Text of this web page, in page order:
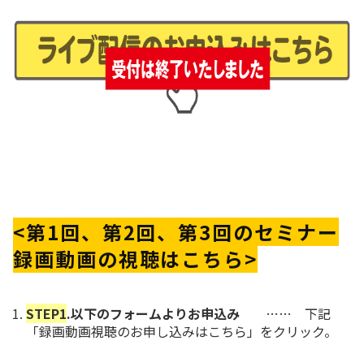
<第1回、第2回、第3回のセミナー
録画動画の視聴はこちら>
STEP1.以下のフォームよりお申込み
…… 下記
「録画動画視聴のお申し込みはこちら」をクリック。